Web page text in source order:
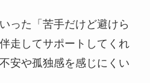
った「苦手だけど避けら
走してサポートしてくれ
安や孤独感を感じにくい